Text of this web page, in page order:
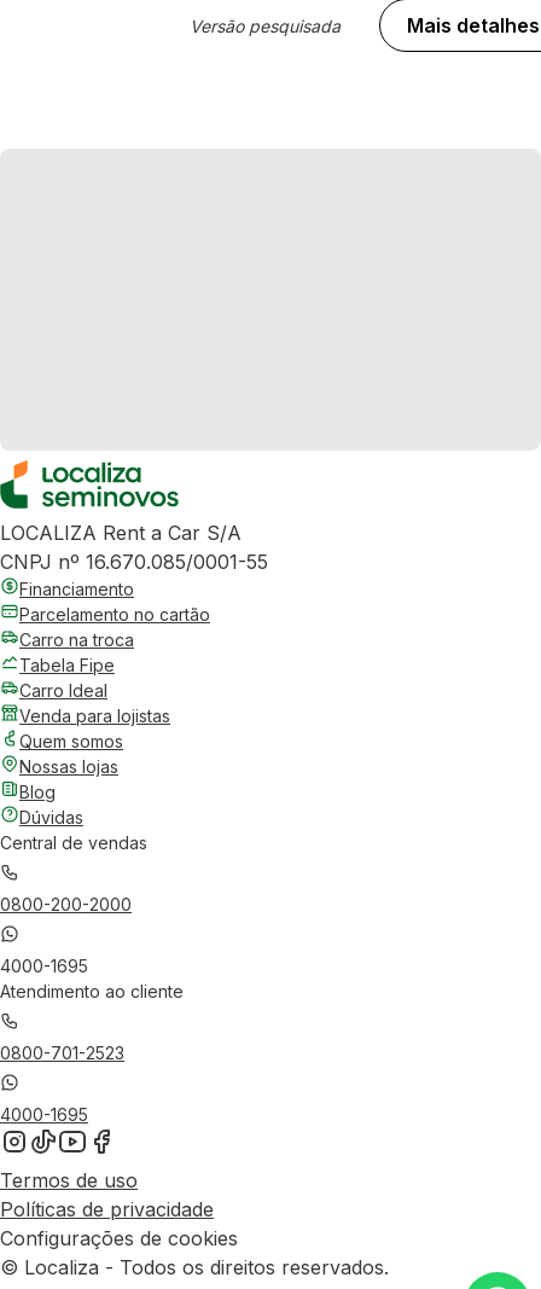
Versão pesquisada Mais detalhes
LOCALIZA Rent a Car S/A
CNPJ nº 16.670.085/0001-55
Financiamento
Parcelamento no cartão
Carro na troca
Tabela Fipe
Carro Ideal
Venda para lojistas
Quem somos
Nossas lojas
Blog
Dúvidas
Central de vendas
0800-200-2000
4000-1695
Atendimento ao cliente
0800-701-2523
4000-1695
Termos de uso
Políticas de privacidade
Configurações de cookies
© Localiza - Todos os direitos reservados.